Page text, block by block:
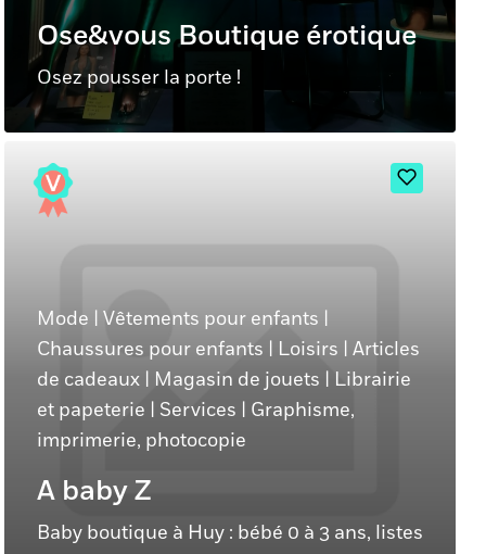
Ose&vous Boutique érotique
Osez pousser la porte !
Mode | Vêtements pour enfants |
Chaussures pour enfants | Loisirs | Articles
de cadeaux | Magasin de jouets | Librairie
et papeterie | Services | Graphisme,
imprimerie, photocopie
A baby Z
Baby boutique à Huy : bébé 0 à 3 ans, listes